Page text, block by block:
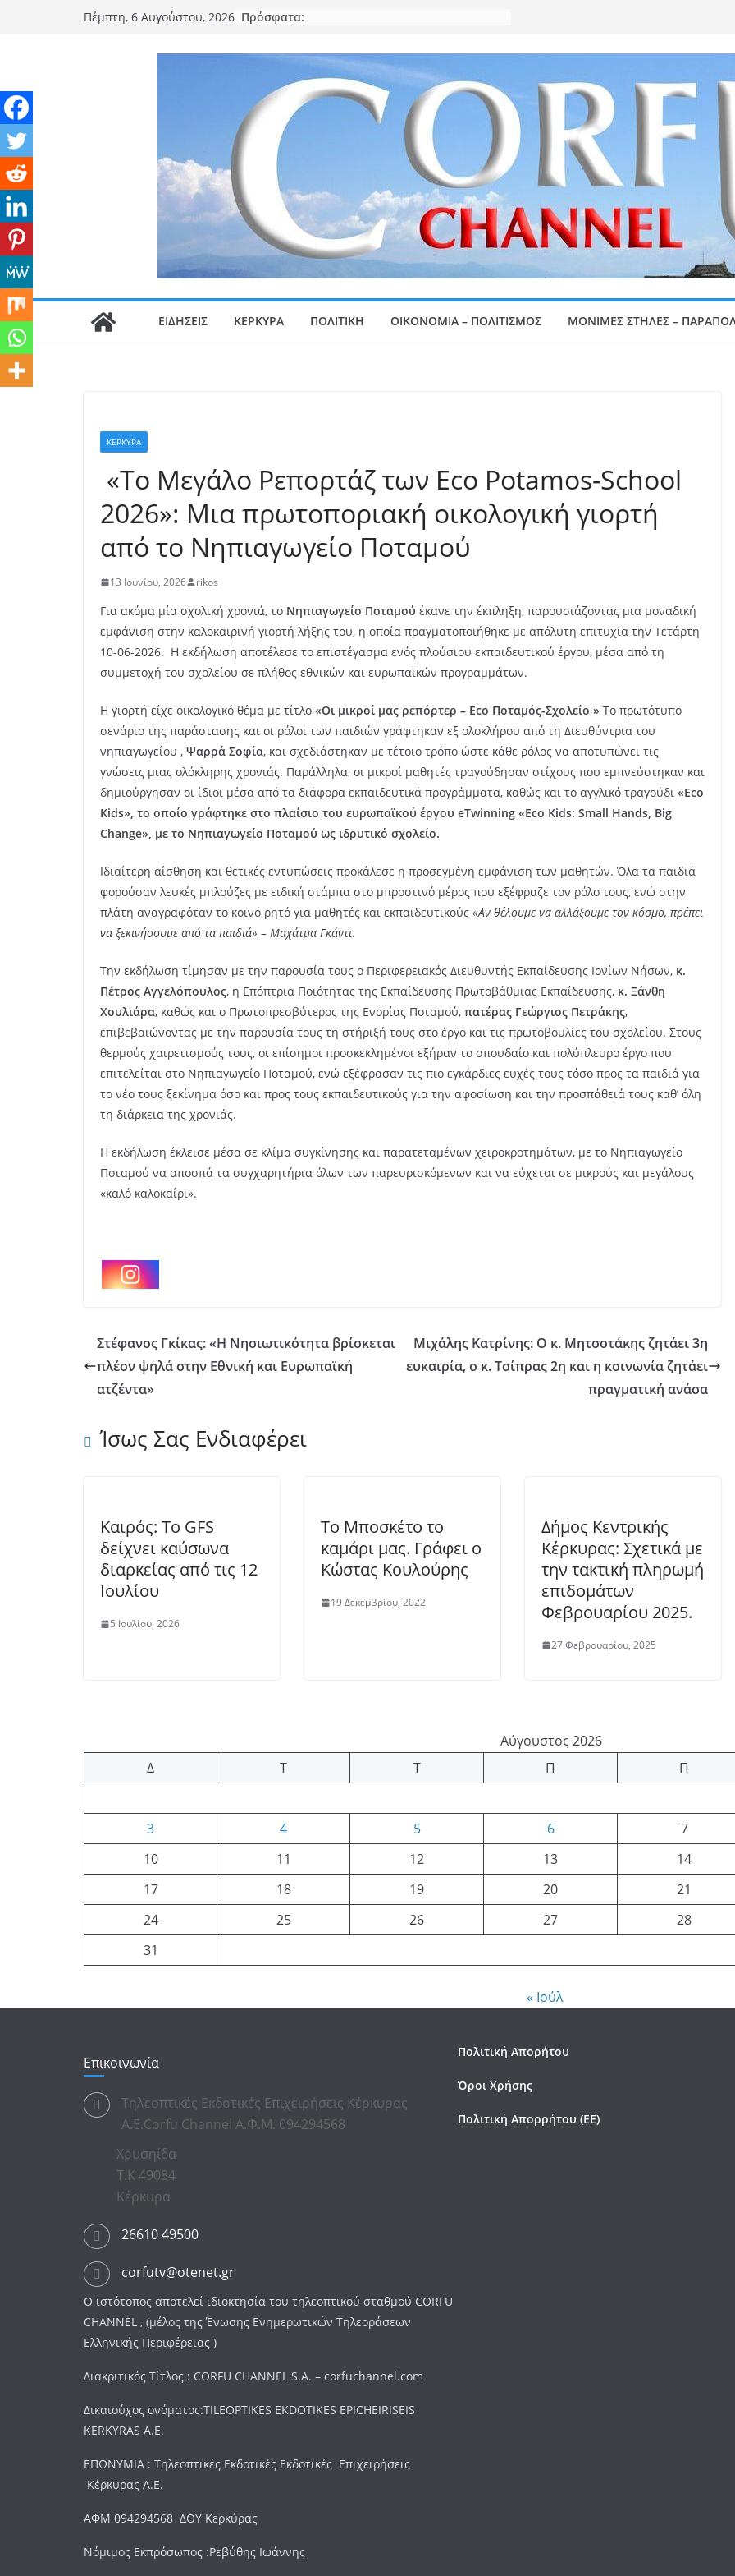
Πέμπτη, 6 Αυγούστου, 2026 Πρόσφατα:
ΕΙΔΗΣΕΙΣ ΚΕΡΚΥΡΑ ΠΟΛΙΤΙΚΗ ΟΙΚΟΝΟΜΙΑ – ΠΟΛΙΤΙΣΜΟΣ ΜΟΝΙΜΕΣ ΣΤΗΛΕΣ –
ΚΕΡΚΥΡΑ
«Το Μεγάλο Ρεπορτάζ των Eco Potamos-School
2026»: Μια πρωτοποριακή οικολογική γιορτή
από το Νηπιαγωγείο Ποταμού
13 Ιουνίου, 2026 rikos
Για ακόμα μία σχολική χρονιά, το Νηπιαγωγείο Ποταμού έκανε την έκπληξη, παρουσιάζοντας μια μοναδική
εμφάνιση στην καλοκαιρινή γιορτή λήξης του, η οποία πραγματοποιήθηκε με απόλυτη επιτυχία την Τετάρτη
10-06-2026. Η εκδήλωση αποτέλεσε το επιστέγασμα ενός πλούσιου εκπαιδευτικού έργου, μέσα από τη
συμμετοχή του σχολείου σε πλήθος εθνικών και ευρωπαϊκών προγραμμάτων.
Η γιορτή είχε οικολογικό θέμα με τίτλο «Οι μικροί μας ρεπόρτερ – Eco Ποταμός-Σχολείο » Το πρωτότυπο
σενάριο της παράστασης και οι ρόλοι των παιδιών γράφτηκαν εξ ολοκλήρου από τη Διευθύντρια του
νηπιαγωγείου , Ψαρρά Σοφία, και σχεδιάστηκαν με τέτοιο τρόπο ώστε κάθε ρόλος να αποτυπώνει τις
γνώσεις μιας ολόκληρης χρονιάς. Παράλληλα, οι μικροί μαθητές τραγούδησαν στίχους που εμπνεύστηκαν και
δημιούργησαν οι ίδιοι μέσα από τα διάφορα εκπαιδευτικά προγράμματα, καθώς και το αγγλικό τραγούδι «Eco
Kids», το οποίο γράφτηκε στο πλαίσιο του ευρωπαϊκού έργου eTwinning «Eco Kids: Small Hands, Big
Change», με το Νηπιαγωγείο Ποταμού ως ιδρυτικό σχολείο.
Ιδιαίτερη αίσθηση και θετικές εντυπώσεις προκάλεσε η προσεγμένη εμφάνιση των μαθητών. Όλα τα παιδιά
φορούσαν λευκές μπλούζες με ειδική στάμπα στο μπροστινό μέρος που εξέφραζε τον ρόλο τους, ενώ στην
πλάτη αναγραφόταν το κοινό ρητό για μαθητές και εκπαιδευτικούς «Αν θέλουμε να αλλάξουμε τον κόσμο, πρέπει
να ξεκινήσουμε από τα παιδιά» – Μαχάτμα Γκάντι.
Την εκδήλωση τίμησαν με την παρουσία τους ο Περιφερειακός Διευθυντής Εκπαίδευσης Ιονίων Νήσων, κ.
Πέτρος Αγγελόπουλος, η Επόπτρια Ποιότητας της Εκπαίδευσης Πρωτοβάθμιας Εκπαίδευσης, κ. Ξάνθη
Χουλιάρα, καθώς και ο Πρωτοπρεσβύτερος της Ενορίας Ποταμού, πατέρας Γεώργιος Πετράκης,
επιβεβαιώνοντας με την παρουσία τους τη στήριξή τους στο έργο και τις πρωτοβουλίες του σχολείου. Στους
θερμούς χαιρετισμούς τους, οι επίσημοι προσκεκλημένοι εξήραν το σπουδαίο και πολύπλευρο έργο που
επιτελείται στο Νηπιαγωγείο Ποταμού, ενώ εξέφρασαν τις πιο εγκάρδιες ευχές τους τόσο προς τα παιδιά για
το νέο τους ξεκίνημα όσο και προς τους εκπαιδευτικούς για την αφοσίωση και την προσπάθειά τους καθ’ όλη
τη διάρκεια της χρονιάς.
Η εκδήλωση έκλεισε μέσα σε κλίμα συγκίνησης και παρατεταμένων χειροκροτημάτων, με το Νηπιαγωγείο
Ποταμού να αποσπά τα συγχαρητήρια όλων των παρευρισκόμενων και να εύχεται σε μικρούς και μεγάλους
«καλό καλοκαίρι».
Στέφανος Γκίκας: «Η Νησιωτικότητα βρίσκεται
πλέον ψηλά στην Εθνική και Ευρωπαϊκή
ατζέντα»
Μιχάλης Κατρίνης: Ο κ. Μητσοτάκης ζητάει 3η
ευκαιρία, ο κ. Τσίπρας 2η και η κοινωνία ζητάει
πραγματική ανάσα
Ίσως Σας Ενδιαφέρει
Καιρός: Το GFS
δείχνει καύσωνα
διαρκείας από τις 12
Ιουλίου
5 Ιουλίου, 2026
Το Μποσκέτο το
καμάρι μας. Γράφει ο
Κώστας Κουλούρης
19 Δεκεμβρίου, 2022
Δήμος Κεντρικής
Κέρκυρας: Σχετικά με
την τακτική πληρωμή
επιδομάτων
Φεβρουαρίου 2025.
27 Φεβρουαρίου, 2025
Αύγουστος 2026
Δ
Τ Τ Π Π
3
4 5 6 7
10
11 12 13 14
17
18 19 20 21
24
25 26 27 28
31
« Ιούλ
Επικοινωνία
Τηλεοπτικές Εκδοτικές Επιχειρήσεις Κέρκυρας
Α.Ε.Corfu Channel Α.Φ.Μ. 094294568
Χρυσηίδα
Τ.Κ 49084
Κέρκυρα
26610 49500
corfutv@otenet.gr
Ο ιστότοπος αποτελεί ιδιοκτησία του τηλεοπτικού σταθμού CORFU
CHANNEL , (μέλος της Ένωσης Ενημερωτικών Τηλεοράσεων
Ελληνικής Περιφέρειας )
Διακριτικός Τίτλος : CORFU CHANNEL S.A. – corfuchannel.com
Δικαιούχος ονόματος:TILEOPTIKES EKDOTIKES EPICHEIRISEIS
KERKYRAS A.E.
ΕΠΩΝΥΜΙΑ : Τηλεοπτικές Εκδοτικές Εκδοτικές Επιχειρήσεις
Κέρκυρας Α.Ε.
ΑΦΜ 094294568 ΔΟΥ Κερκύρας
Νόμιμος Εκπρόσωπος :Ρεβύθης Ιωάννης
Πολιτική Απορήτου
Όροι Χρήσης
Πολιτική Απορρήτου (ΕΕ)